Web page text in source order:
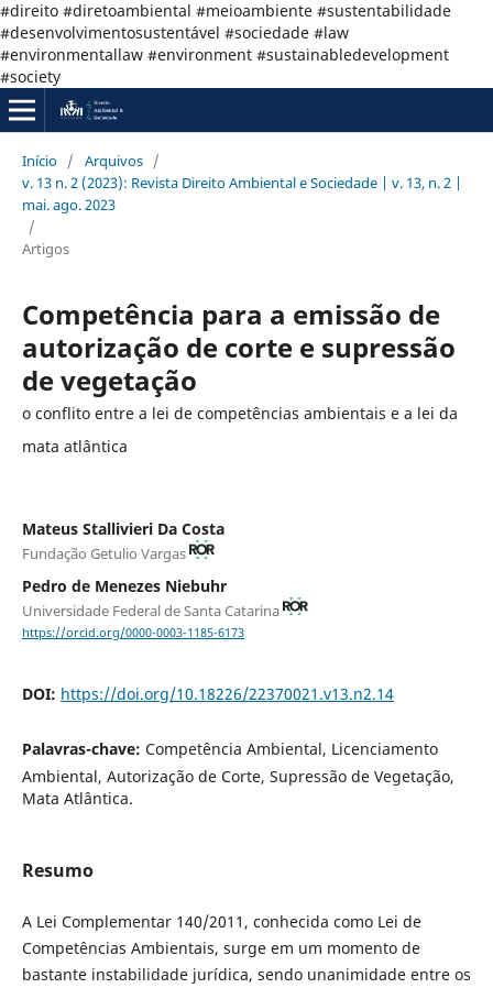
#direito #diretoambiental #meioambiente #sustentabilidade
#desenvolvimentosustentável #sociedade #law
#environmentallaw #environment #sustainabledevelopment
#society
Início / Arquivos /
v. 13 n. 2 (2023): Revista Direito Ambiental e Sociedade | v. 13, n. 2 |
mai. ago. 2023
/
Artigos
Competência para a emissão de
autorização de corte e supressão
de vegetação
o conflito entre a lei de competências ambientais e a lei da
mata atlântica
Mateus Stallivieri Da Costa
Fundação Getulio Vargas
Pedro de Menezes Niebuhr
Universidade Federal de Santa Catarina
https://orcid.org/0000-0003-1185-6173
DOI: https://doi.org/10.18226/22370021.v13.n2.14
Palavras-chave: Competência Ambiental, Licenciamento
Ambiental, Autorização de Corte, Supressão de Vegetação,
Mata Atlântica.
Resumo
A Lei Complementar 140/2011, conhecida como Lei de
Competências Ambientais, surge em um momento de
bastante instabilidade jurídica, sendo unanimidade entre os